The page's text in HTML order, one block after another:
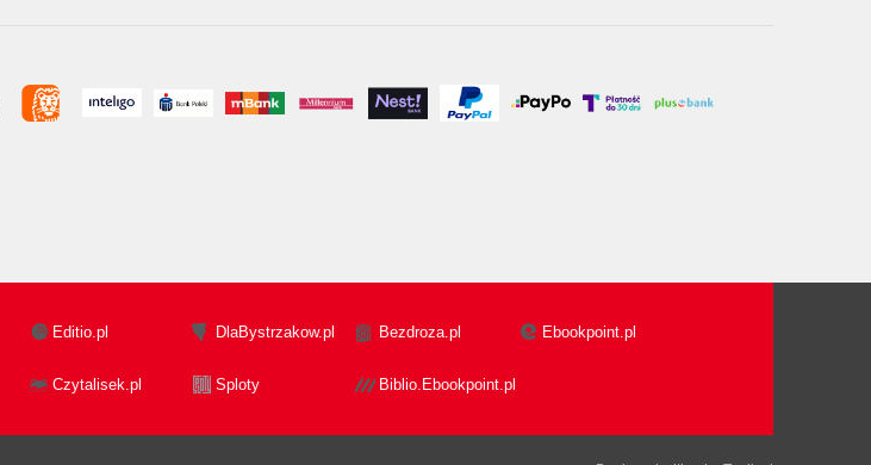
Editio.pl DlaBystrzakow.pl Bezdroza.pl Ebookpoint.pl
Czytalisek.pl Sploty Biblio.Ebookpoint.pl